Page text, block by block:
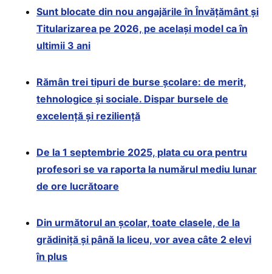
Sunt blocate din nou angajările în Învățământ și
Titularizarea pe 2026, pe același model ca în
ultimii 3 ani
Rămân trei tipuri de burse școlare: de merit,
tehnologice și sociale. Dispar bursele de
excelență și reziliență
De la 1 septembrie 2025, plata cu ora pentru
profesori se va raporta la numărul mediu lunar
de ore lucrătoare
Din următorul an școlar, toate clasele, de la
grădiniță și până la liceu, vor avea câte 2 elevi
în plus